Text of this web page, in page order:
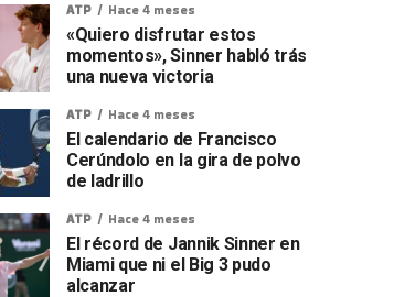
ATP Hace 4 meses
«Quiero disfrutar estos
momentos», Sinner habló trás
una nueva victoria
ATP Hace 4 meses
El calendario de Francisco
Cerúndolo en la gira de polvo
de ladrillo
ATP Hace 4 meses
El récord de Jannik Sinner en
Miami que ni el Big 3 pudo
alcanzar